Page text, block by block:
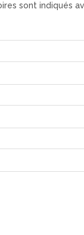
sont indiqués